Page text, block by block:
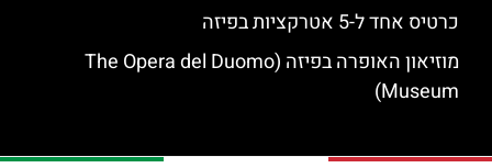
כרטיס אחד ל-5 אטרקציות בפיזה
מוזיאון האופרה בפיזה (The Opera del Duomo
Museum)